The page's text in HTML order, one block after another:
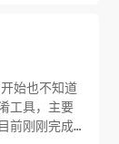
始也不知道
工具，主要
前刚刚完成